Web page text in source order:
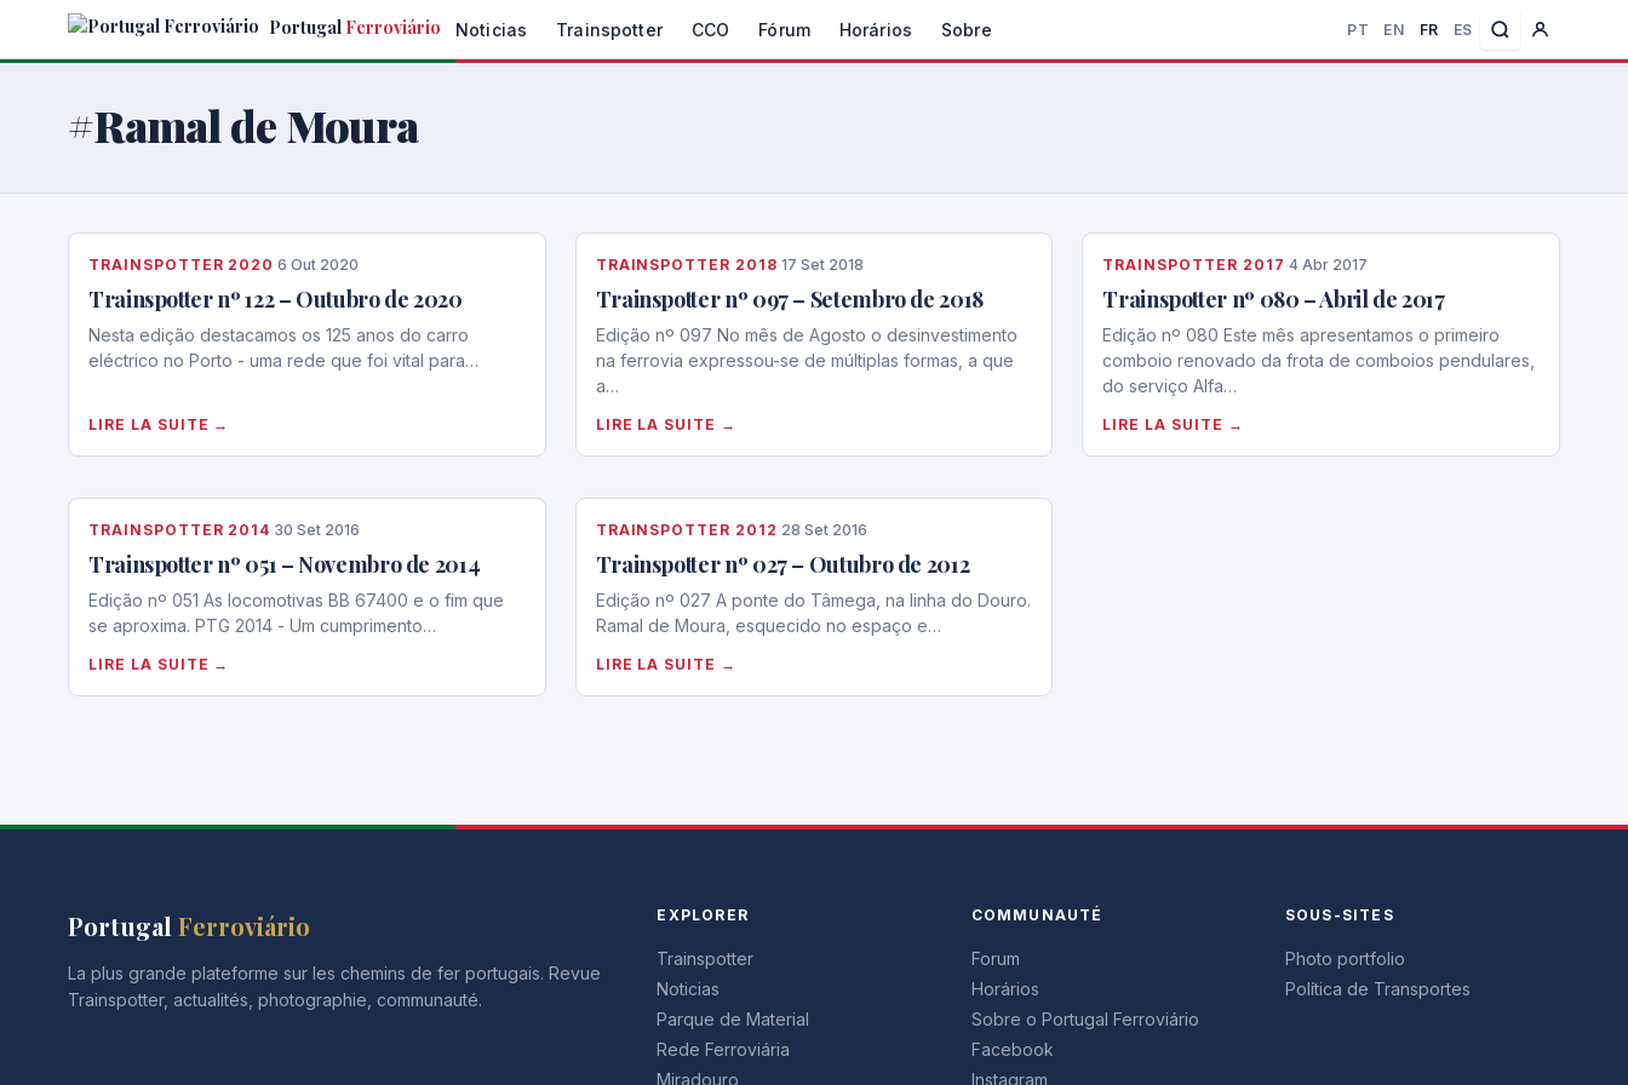
Portugal Ferroviário Noticias Trainspotter CCO Fórum Horários Sobre PT EN FR ES
#Ramal de Moura
TRAINSPOTTER 2020 ·6 Out 2020
Trainspotter nº 122 – Outubro de 2020
Nesta edição destacamos os 125 anos do carro
eléctrico no Porto - uma rede que foi vital para…
LIRE LA SUITE →
TRAINSPOTTER 2018·17 Set 2018
Trainspotter nº 097 – Setembro de 2018
Edição nº 097 No mês de Agosto o desinvestimento
na ferrovia expressou-se de múltiplas formas, a que
a…
LIRE LA SUITE →
TRAINSPOTTER 2017 ·4 Abr 2017
Trainspotter nº 080 – Abril de 2017
Edição nº 080 Este mês apresentamos o primeiro
comboio renovado da frota de comboios pendulares,
do serviço Alfa…
LIRE LA SUITE →
TRAINSPOTTER 2014·30 Set 2016
Trainspotter nº 051 – Novembro de 2014
Edição nº 051 As locomotivas BB 67400 e o fim que
se aproxima. PTG 2014 - Um cumprimento…
LIRE LA SUITE →
TRAINSPOTTER 2012 ·28 Set 2016
Trainspotter nº 027 – Outubro de 2012
Edição nº 027 A ponte do Tâmega, na linha do Douro.
Ramal de Moura, esquecido no espaço e…
LIRE LA SUITE →
Portugal Ferroviário
La plus grande plateforme sur les chemins de fer portugais. Revue
Trainspotter, actualités, photographie, communauté.
EXPLORER
Trainspotter
Noticias
Parque de Material
Rede Ferroviária
Miradouro
COMMUNAUTÉ
Forum
Horários
Sobre o Portugal Ferroviário
Facebook
Instagram
SOUS-SITES
Photo portfolio
Política de Transportes